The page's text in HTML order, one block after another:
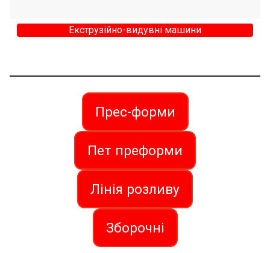
Екструзійно-видувні машини
Прес-форми
Пет преформи
Лінія розливу
Зборочні